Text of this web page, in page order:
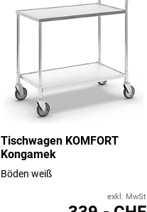
Tischwagen KOMFORT
Kongamek
Böden weiß
exkl. MwSt